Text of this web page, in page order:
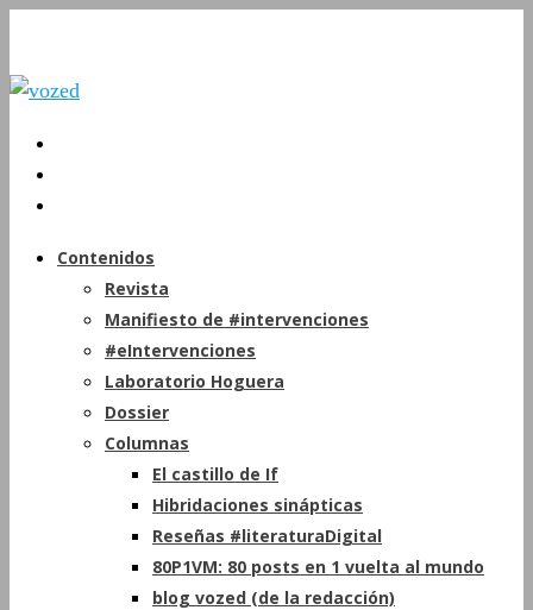
Contenidos
Revista
Manifiesto de #intervenciones
#eIntervenciones
Laboratorio Hoguera
Dossier
Columnas
El castillo de If
Hibridaciones sinápticas
Reseñas #literaturaDigital
80P1VM: 80 posts en 1 vuelta al mundo
blog vozed (de la redacción)